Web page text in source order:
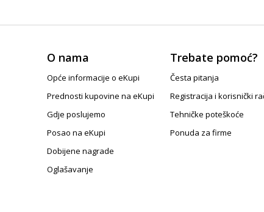
O nama
Opće informacije o eKupi
Prednosti kupovine na eKupi
Gdje poslujemo
Posao na eKupi
Dobijene nagrade
Oglašavanje
Trebate pomoć?
Česta pitanja
Registracija i korisnički
Tehničke poteškoće
Ponuda za firme